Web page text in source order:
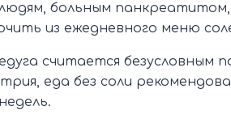
больным
из ежедневного меню
считается безусловным
еда без соли